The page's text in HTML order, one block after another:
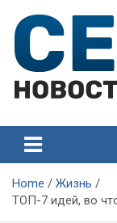
content
Севастополя
Home
Жизнь
ТОП-7 идей, во